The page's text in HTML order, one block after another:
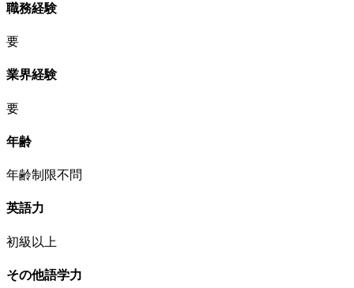
職務経験
要
業界経験
要
年齢
年齢制限不問
英語力
初級以上
その他語学力